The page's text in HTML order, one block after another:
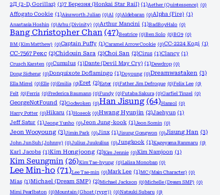
2Д (2-D, Gorillaz) (1)7 Березня (Honkai Star Rail) (1)Aether (Quintessence) (0)
Affogato Cookie (1)Ainsworth Julian (0)Al (0)Aldebaran (0)Alpha (Fire) (1)
Anastasia Hoshin (0)Arhu (Divinity) (0)Arthur Mancini (1)BadBoyHalo (0)
Bang Christopher Chan (47)Beatrice (0)Ben Solo (0)BG9 (0)
BM (Kim Matthew) (0)Captain Puffy (1)Caramel Arrow Cookie (0)CC-2224 Коді (1)
CC-7567 Рекс (2)Chidouin Sara (2)Choi San (2)Cirus (1)Clancy (1)
Crusch Karsten (0)Cumulus (1)Dante (Devil May Cry) (1)Dewdrop (0)
Dong Sicheng (0)Donquixote Doflamingo (1)Doyoung (0)Dreamwastaken (3)
Ella Mirrel (0)Elle (0)Emilia (0)Eret (2)Ester (0)Father Jim Defroque (0)Felix Lee (0)
Felt (0)Ferris (0)Frederica Baumann (0)Fundy (0)Futaba Sakura (0)Garfiel Tinzel (0)
GeorgeNotFound (2)Godwoken (0)Han Jisung (64)Hansol (0)
Harry Potter (0)Hikaru (1)Hoseok (0)Hwang Hyunjin (2)Jaehyun (1)
Jeff Satur (1)Jeong Yunho (0)Jeon Jung-kook (1)Jeon Somin (0)
Jeon Wooyoung (3)Jimin Park (0)Jinx (1)Jisung Gongwon (0)Jisung Han (3)
John Jun Suh (Johnny) (0)Julius Juukulius (0)Jungkook (1)Kageyama Ranmaru (0)
Karl Jacobs (1)Kim Hongjoong (2)Kim Jennie (0)Kim Namjoon (1)
Kim Seungmin (26)Kim Tae-hyung (0)Lalisa Monoban (0)
Lee Min-ho (71)Lee Tae-min (0)Mark Lee (1)MC (Main Character) (0)
Mias (1)Michael (Dream SMP) (2)Michael Jackson (0)Michelle (Dream SMP) (0)
Mimi Pearlbaton (0)Mountain (Ghost (гурт)) (0)Natsuki Subaru (0)